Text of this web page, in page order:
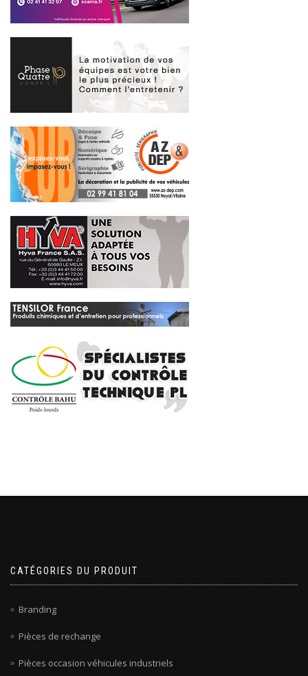
CATÉGORIES DU PRODUIT
Branding
Pièces de rechange
Pièces occasion véhicules industriels